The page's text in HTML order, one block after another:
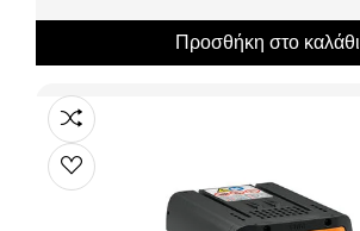
Προσθήκη στο καλάθι